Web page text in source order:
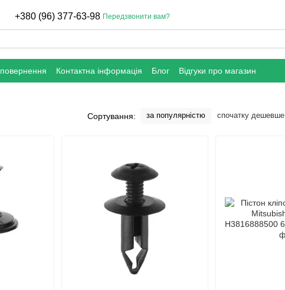
+380 (96) 377-63-98 Передзвонити вам?
Контактна інформація Блог Відгуки про магазин
Сортування: за популярністю спочатку дешевше